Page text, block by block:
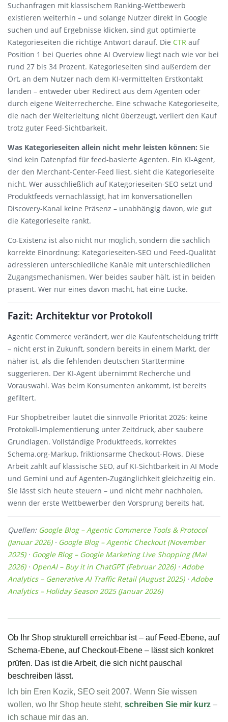
Suchanfragen mit klassischem Ranking-Wettbewerb
existieren weiterhin – und solange Nutzer direkt in Google
suchen und auf Ergebnisse klicken, sind gut optimierte
Kategorieseiten die richtige Antwort darauf. Die CTR auf
Position 1 bei Queries ohne AI Overview liegt nach wie vor bei
rund 27 bis 34 Prozent. Kategorieseiten sind außerdem der
Ort, an dem Nutzer nach dem KI-vermittelten Erstkontakt
landen – entweder über Redirect aus dem Agenten oder
durch eigene Weiterrecherche. Eine schwache Kategorieseite,
die nach der Weiterleitung nicht überzeugt, verliert den Kauf
trotz guter Feed-Sichtbarkeit.
Was Kategorieseiten allein nicht mehr leisten können: Sie
sind kein Datenpfad für feed-basierte Agenten. Ein KI-Agent,
der den Merchant-Center-Feed liest, sieht die Kategorieseite
nicht. Wer ausschließlich auf Kategorieseiten-SEO setzt und
Produktfeeds vernachlässigt, hat im konversationellen
Discovery-Kanal keine Präsenz – unabhängig davon, wie gut
die Kategorieseite rankt.
Co-Existenz ist also nicht nur möglich, sondern die sachlich
korrekte Einordnung: Kategorieseiten-SEO und Feed-Qualität
adressieren unterschiedliche Kanäle mit unterschiedlichen
Zugangsmechanismen. Wer beides sauber hält, ist in beiden
präsent. Wer nur eines davon macht, hat eine Lücke.
Fazit: Architektur vor Protokoll
Agentic Commerce verändert, wer die Kaufentscheidung trifft
– nicht erst in Zukunft, sondern bereits in einem Markt, der
näher ist, als die fehlenden deutschen Starttermine
suggerieren. Der KI-Agent übernimmt Recherche und
Vorauswahl. Was beim Konsumenten ankommt, ist bereits
gefiltert.
Für Shopbetreiber lautet die sinnvolle Priorität 2026: keine
Protokoll-Implementierung unter Zeitdruck, aber saubere
Grundlagen. Vollständige Produktfeeds, korrektes
Schema.org-Markup, friktionsarme Checkout-Flows. Diese
Arbeit zahlt auf klassische SEO, auf KI-Sichtbarkeit in AI Mode
und Gemini und auf Agenten-Zugänglichkeit gleichzeitig ein.
Sie lässt sich heute steuern – und nicht mehr nachholen,
wenn der erste Wettbewerber den Vorsprung bereits hat.
Quellen: Google Blog – Agentic Commerce Tools & Protocol
(Januar 2026)· Google Blog – Agentic Checkout (November
2025)· Google Blog – Google Marketing Live Shopping (Mai
2026)· OpenAI – Buy it in ChatGPT (Februar 2026)· Adobe
Analytics – Generative AI Traffic Retail (August 2025)· Adobe
Analytics – Holiday Season 2025 (Januar 2026)
Ob Ihr Shop strukturell erreichbar ist – auf Feed-Ebene, auf
Schema-Ebene, auf Checkout-Ebene – lässt sich konkret
prüfen. Das ist die Arbeit, die sich nicht pauschal
beschreiben lässt.
Ich bin Eren Kozik, SEO seit 2007. Wenn Sie wissen
wollen, wo Ihr Shop heute steht, schreiben Sie mir kurz –
ich schaue mir das an.